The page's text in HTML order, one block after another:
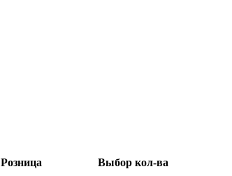
Розница Выбор кол-ва